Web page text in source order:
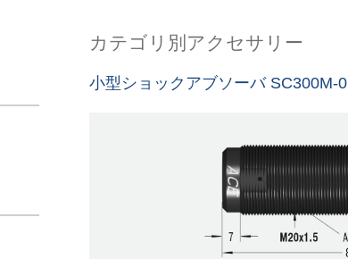
カテゴリ別アクセサリー
小型ショックアブソーバ SC300M-0